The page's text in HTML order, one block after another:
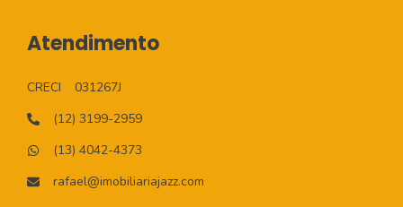
Atendimento
CRECI
031267J
(12) 3199-2959
(13) 4042-4373
rafael@imobiliariajazz.com